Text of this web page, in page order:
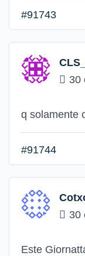
#91743
30
q solamente
#91744
30
Este